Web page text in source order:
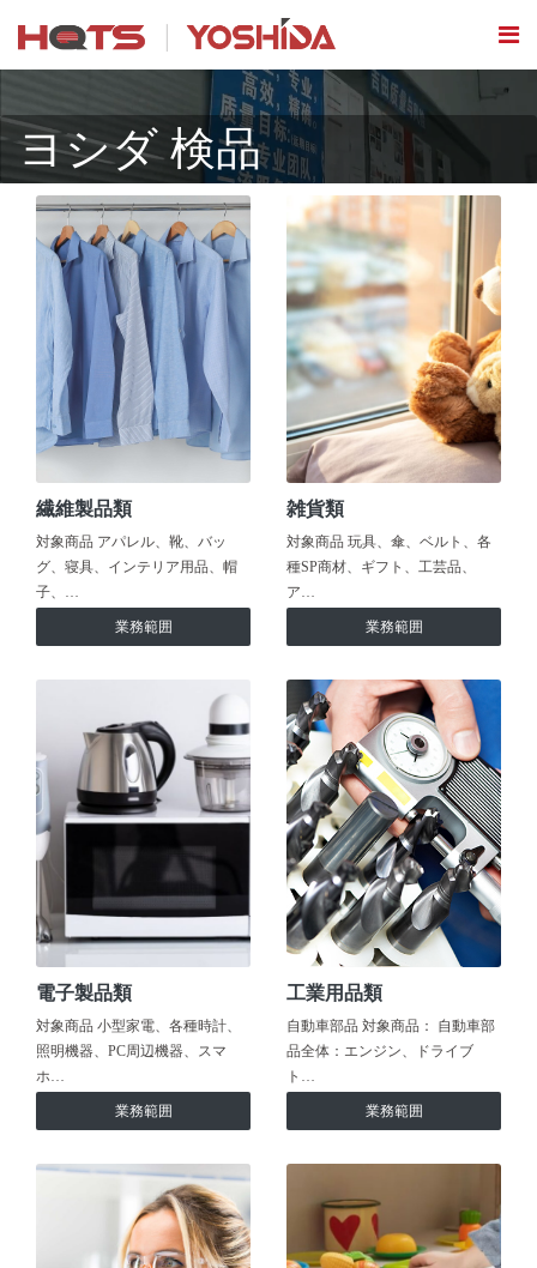
ヨシダ 検品
繊維製品類
対象商品 アパレル、靴、バッ
グ、寝具、インテリア用品、帽
子、…
業務範囲
雑貨類
対象商品 玩具、傘、ベルト、各
種SP商材、ギフト、工芸品、
ア…
業務範囲
電子製品類
対象商品 小型家電、各種時計、
照明機器、PC周辺機器、スマ
ホ…
業務範囲
工業用品類
自動車部品 対象商品： 自動車部
品全体：エンジン、ドライブ
ト…
業務範囲